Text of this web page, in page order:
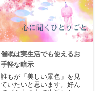
とに気づきます。手袋をし
ていても指先がかじかんで
いて、上手く荷物を持てま
せん...
催眠は実生活でも使えるお
手軽な暗示
誰もが「美しい景色」を見
ていたいと思います。好ん